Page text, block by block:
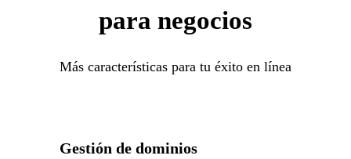
para negocios
Más características para tu éxito en línea
Gestión de dominios